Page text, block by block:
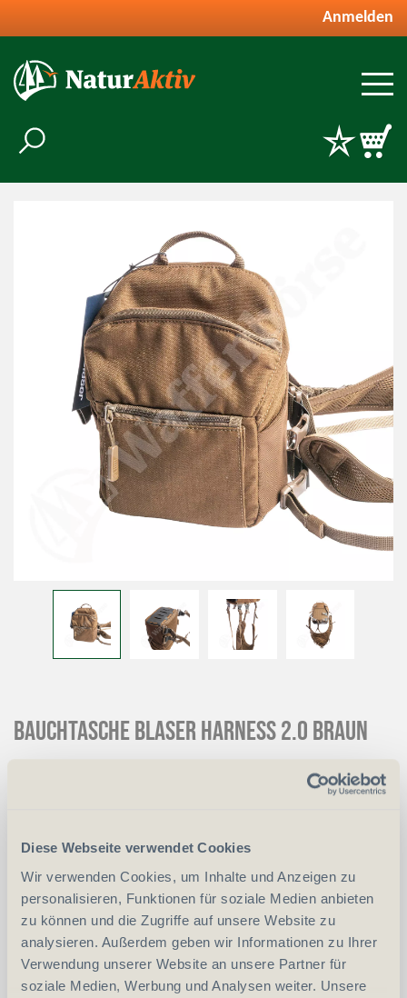
Diese Webseite verwendet Cookies
Wir verwenden Cookies, um Inhalte und Anzeigen zu
personalisieren, Funktionen für soziale Medien anbieten
zu können und die Zugriffe auf unsere Website zu
analysieren. Außerdem geben wir Informationen zu Ihrer
Verwendung unserer Website an unsere Partner für
soziale Medien, Werbung und Analysen weiter. Unsere
Anmelden
Bauchtasche Blaser Harness 2.0 braun
vergleichen
Anzahl Stück -
In den Warenkorb